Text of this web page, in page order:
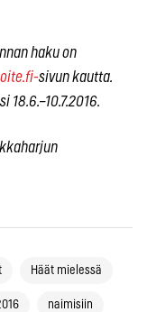
haku on
sivun kautta.
18.6.–10.7.2016.
Häät mielessä
naimisiin